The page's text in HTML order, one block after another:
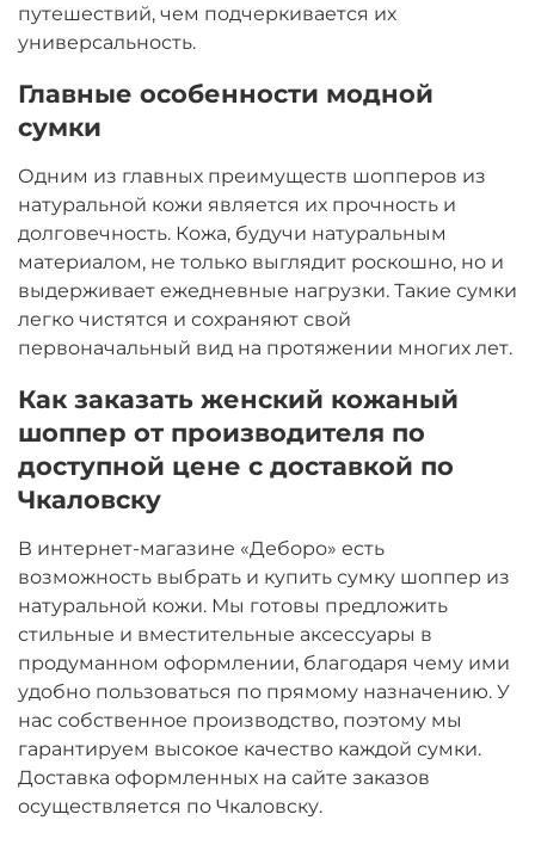
путешествий, чем подчеркивается их
универсальность.
Главные особенности модной
сумки
Одним из главных преимуществ шопперов из
натуральной кожи является их прочность и
долговечность. Кожа, будучи натуральным
материалом, не только выглядит роскошно, но и
выдерживает ежедневные нагрузки. Такие сумки
легко чистятся и сохраняют свой
первоначальный вид на протяжении многих лет.
Как заказать женский кожаный
шоппер от производителя по
доступной цене с доставкой по
Чкаловску
В интернет-магазине «Деборо» есть
возможность выбрать и купить сумку шоппер из
натуральной кожи. Мы готовы предложить
стильные и вместительные аксессуары в
продуманном оформлении, благодаря чему ими
удобно пользоваться по прямому назначению. У
нас собственное производство, поэтому мы
гарантируем высокое качество каждой сумки.
Доставка оформленных на сайте заказов
осуществляется по Чкаловску.